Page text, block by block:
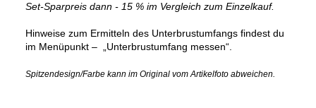
Set-Sparpreis dann - 15 % im Vergleich zum Einzelkauf.
Hinweise zum Ermitteln des Unterbrustumfangs findest du
im Menüpunkt –
„Unterbrustumfang messen“.
Spitzendesign/Farbe kann im Original vom Artikelfoto abweichen.